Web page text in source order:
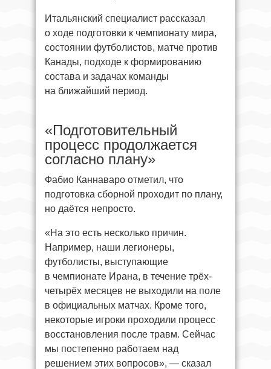
Итальянский специалист рассказал
о ходе подготовки к чемпионату мира,
состоянии футболистов, матче против
Канады, подходе к формированию
состава и задачах команды
на ближайший период.
«Подготовительный
процесс продолжается
согласно плану»
Фабио Каннаваро отметил, что
подготовка сборной проходит по плану,
но даётся непросто.
«На это есть несколько причин.
Например, наши легионеры,
футболисты, выступающие
в чемпионате Ирана, в течение трёх-
четырёх месяцев не выходили на поле
в официальных матчах. Кроме того,
некоторые игроки проходили процесс
восстановления после травм. Сейчас
мы постепенно работаем над
решением этих вопросов», — сказал